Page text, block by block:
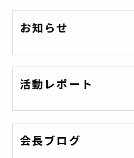
お知らせ
活動レポート
会長ブログ